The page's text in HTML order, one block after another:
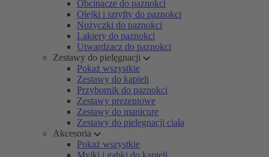
Obcinacze do paznokci
Olejki i sztyfty do paznokci
Nożyczki do paznokci
Lakiery do paznokci
Utwardzacz do paznokci
Zestawy do pielęgnacji
Pokaż wszystkie
Zestawy do kąpieli
Przybornik do paznokci
Zestawy prezentowe
Zestawy do manicure
Zestawy do pielęgnacji ciała
Akcesoria
Pokaż wszystkie
Myjki i gąbki do kąpieli